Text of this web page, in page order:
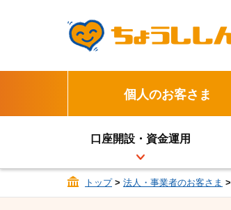
個人のお客さま
口座開設・資金運用
トップ> 法人・事業者のお客さま >